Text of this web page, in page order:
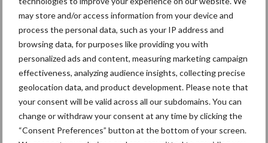
may store and/or access information from your device and
process the personal data, such as your IP address and
browsing data, for purposes like providing you with
personalized ads and content, measuring marketing campaign
effectiveness, analyzing audience insights, collecting precise
geolocation data, and product development. Please note that
your consent will be valid across all our subdomains. You can
change or withdraw your consent at any time by clicking the
“Consent Preferences” button at the bottom of your screen.
Beregening Bijproducten
Toon meer